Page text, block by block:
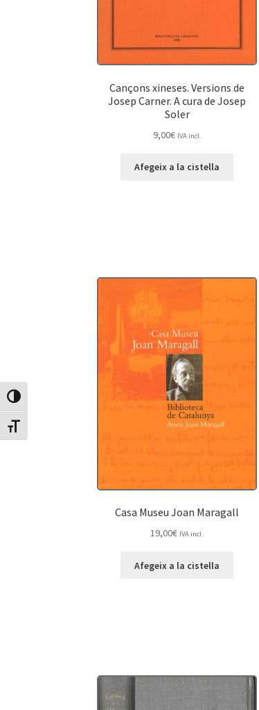
Canvia Alt Contrast
Canvia mida de lletra
Cançons xineses. Versions de
Josep Carner. A cura de Josep
Soler
9,00€ IVA incl.
Afegeix a la cistella
Casa Museu Joan Maragall
19,00€ IVA incl.
Afegeix a la cistella